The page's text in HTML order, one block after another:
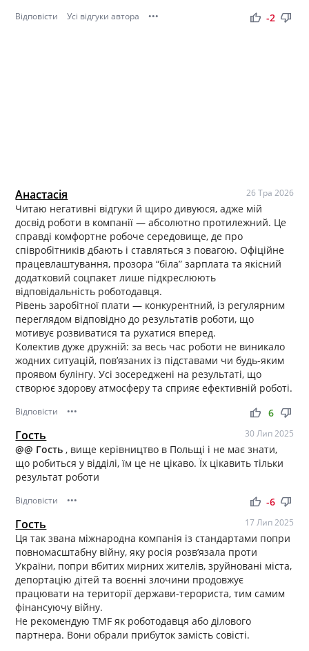
Відповісти Усі відгуки автора ••• thumb_up thumb_down
-2
Анастасія 26 Тра 2026
Читаю негативні відгуки й щиро дивуюся, адже мій
досвід роботи в компанії — абсолютно протилежний. Це
справді комфортне робоче середовище, де про
співробітників дбають і ставляться з повагою. Офіційне
працевлаштування, прозора “біла” зарплата та якісний
додатковий соцпакет лише підкреслюють
відповідальність роботодавця.
Рівень заробітної плати — конкурентний, із регулярним
переглядом відповідно до результатів роботи, що
мотивує розвиватися та рухатися вперед.
Колектив дуже дружній: за весь час роботи не виникало
жодних ситуацій, пов’язаних із підставами чи будь-яким
проявом булінгу. Усі зосереджені на результаті, що
створює здорову атмосферу та сприяє ефективній роботі.
Відповісти ••• thumb_up thumb_down
6
Гость 30 Лип 2025
@@ Гость, вище керівництво в Польщі і не має знати,
що робиться у відділі, їм це не цікаво. Їх цікавить тільки
результат роботи
Відповісти ••• thumb_up thumb_down
-6
Гость 17 Лип 2025
Ця так звана міжнародна компанія із стандартами попри
повномасштабну війну, яку росія розв’язала проти
України, попри вбитих мирних жителів, зруйновані міста,
депортацію дітей та воєнні злочини продовжує
працювати на території держави-терориста, тим самим
фінансуючу війну.
Не рекомендую ТMF як роботодавця або ділового
партнера. Вони обрали прибуток замість совісті.